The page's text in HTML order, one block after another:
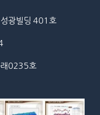
광빌딩 401호
0235호